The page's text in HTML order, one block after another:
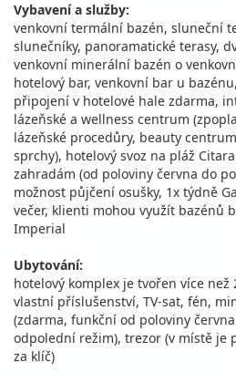
Vybavení a služby:
venkovní termální bazén, sluneční
slunečníky, panoramatické terasy,
venkovní minerální bazén o
hotelový bar, venkovní bar u
připojení v hotelové hale zdarma,
lázeňské a wellness centrum
lázeňské procedůry, beauty
sprchy), hotelový svoz na pláž
zahradám (od poloviny června do
možnost půjčení osušky, 1x týdně
večer, klienti mohou využít bazénů
Imperial
Ubytování:
hotelový komplex je tvořen více než
vlastní příslušenství, TV-sat, fén,
(zdarma, funkční od poloviny
odpolední režim), trezor (v místě je
za klíč)